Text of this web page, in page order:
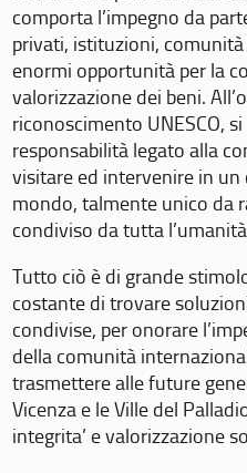
comporta l’impegno da
privati, istituzioni,
enormi opportunità per la
valorizzazione dei beni.
riconoscimento UNESCO,
responsabilità legato alla
visitare ed intervenire in
mondo, talmente unico da
condiviso da tutta
Tutto ciò è di grande
costante di trovare
condivise, per onorare
della comunità
trasmettere alle future
Vicenza e le Ville del
integrita’ e valorizzazione